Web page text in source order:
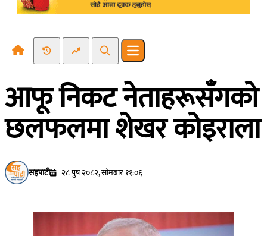
Recent NewsTrending News
SearchOpen main menu
आफू निकट नेताहरूसँगको
छलफलमा शेखर कोइराला
सहपाटी २८ पुष २०८२, सोमबार ११:०६